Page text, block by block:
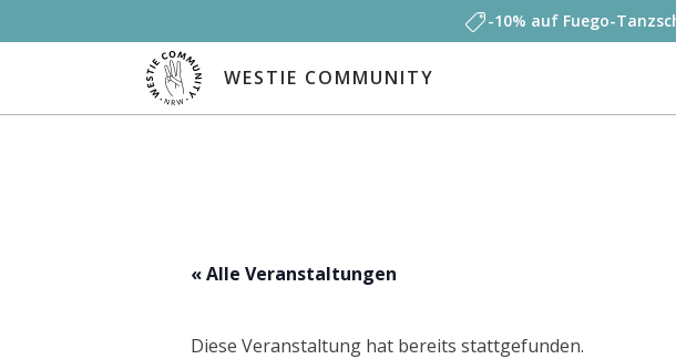
-10% auf Fuego-
WESTIE COMMUNITY
« Alle Veranstaltungen
Diese Veranstaltung hat bereits stattgefunden.